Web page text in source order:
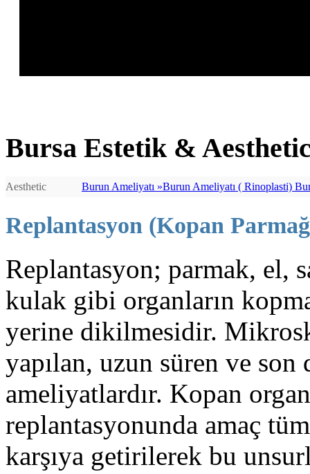
Bursa Estetik &
Aesthetic Burun Ameliyatı »Burun Ameliyatı ( Rinoplasti) Burun Ameliyatı (http://bursaburun.com) - Rinoplasti (index.php/estetik-cerrahi/yuz-estetigi-bursa-estetik/burun-estetigi.html) - - Burun Estetiği (http://bursaburun.com/burun-estetik/burun-estetigi.html) Estetik Burun (undefined/) cerrahisi veya rhinoplasti (index.php/estetik-cerrahi/yuz-estetigi-bursa-estetik/burun-estetigi.html), burnun görünümünü iyileştirmek için yeniden en iyi şekli vermek demektir. Rekonstrüktif rhinoplasti (http://bursaburun.com); konjenital anomalileri ve travma nedenli şekil bozukluklarını düzeltmek için uygulanır. Ayıca, burun içi deformitelere (http://www.bursaburun.com) bağlı tıkanıklıkları (http://bursaburun.com/burun-estetigi-hangi-sorunlar-icin-uygulanir-.html) hafifletmek için uygulanan ameliyat olan septoplasti ile birliktede yapılabilir.En iyi Burun Estetiği (http://www.alperbayraktar.com.tr), En İyi Burun Estetikçi (http://www.alperbayraktar.com.tr)Op.Dr.Alper Bayraktar (http://www.alperbayraktar.com.tr) Burun yüz bölgesinin estetiğini belirleyen en önemli unsurdur. Estetik cerrahi alanı içindeki en önemli ameliyat grubunu oluşturan burun estetiği, tıp dilinde rinoplasti olarak adlandırılır. Burun estetiği ameliyatı buruna yeni şekil vermek için uygulanır. Burun ucu kaldırılıp indirilebilir, burun ucu inceltilip sivriltilebilir, veya tam tersi kalınlaştırılabilir, burunda sağa sola eğrilikler varsa düzeltilebilir, burun sırtı çökükse dolgunlaştırılabilir, kambursa fazlalıkları alınabilir, burun delikleri büyükse küçültülebilir, asimetri varsa düzeltilebilir. Burnun şekli ile ilgili problemlerin yanı sıra septum deviasyonu adı verilen iç kıkırdak ve kemik eğrilikleri, buna bağlı nefes alma zorluğu varsa burun estetiği ameliyatı ile birlikte septum deviasyonu ameliyatı da yapılarak nefes almada rahatlama sağlanır. İdeal burun estetiği, buruna yüz ile uyumlu doğal bir şekil vermekle birlikte nefes almayı da rahatlatmalıdır. Burun Ameliyat öncesi göz önünde bulundurulması gerekenler Burun estetiği (http://bursaburun.com/) (Rhinoplasti) düşünülüyorsa, atılması gereken ilk adım estetik cerrah ile görüşmektir. Cerrahi sonrası görünüş ve hisleriniz hakkındaki beklentilerinizi samimi olarak cerrahınızla görüşmelisiniz. Herhangi bir estetik ameliyat olmadan önce duygusal olarak dengeli durumda olmanız en önemli faktörlerden biridir. Rhinoplasti (index.php/estetik-cerrahi/yuz-estetigi-bursa-estetik/burun-estetigi.html) yani burun estetiği burnunuzun şeklini değiştirecek; hayatınızın değil. Estetik cerrahi görünümünüzü iyileştirip sizin kendinize olan güveninizi tazeleyecektir. Cerrahınız sizi muayene ettikten sonra, uygulamadaki kararları etkileyecek diğer değişiklikleri sizinle görüşecektir. Pek çok örnekte rhinoplasti (index.php/estetik-cerrahi/yuz-estetigi-bursa-estetik/burun-estetigi.html) için tavsiye edilen en erken yaş, burnun gelişiminin yüzde doksanını tamamladığı genç yaşlardır. Daha yaşlı bireylerin durumu, yaşa göre farklılıklar göstermektedir. İlk görüşme sırasında cerrah uygulayacağı cerrahi tekniği, anesteziyi, ameliyatın nerede yapılacağı ve gerçekci olarak ameliyattan ne beklenmesi gerektiğini içeren özel detayları size açıklayacaktır. Rhinoplastiye
Replantasyon (Kopan
Replantasyon; parmak, el,
kulak gibi organların
yerine dikilmesidir.
yapılan, uzun süren ve son
ameliyatlardır. Kopan
replantasyonunda amaç
karşıya getirilerek bu